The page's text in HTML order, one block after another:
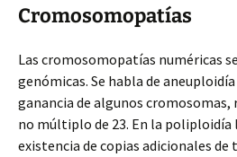
Cromosomopatías
Las cromosomopatías numéricas
genómicas. Se habla de
ganancia de algunos
no múltiplo de 23. En la poliploidía
existencia de copias adicionales